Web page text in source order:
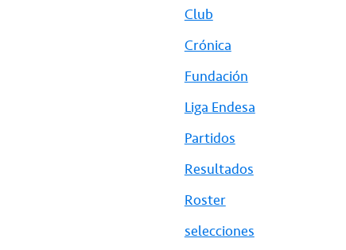
Club
Crónica
Fundación
Liga Endesa
Partidos
Resultados
Roster
selecciones